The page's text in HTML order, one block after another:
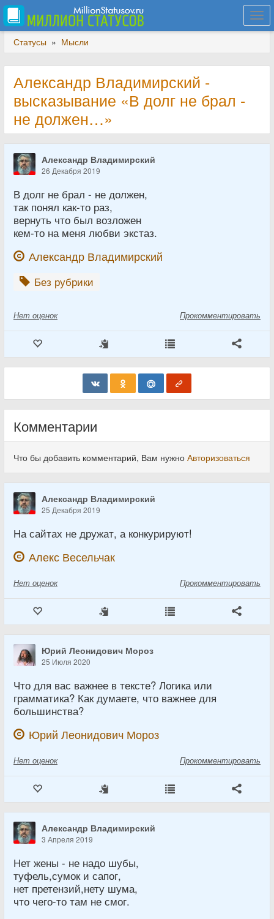
Статусы » Мысли
Александр Владимирский -
высказывание «В долг не брал -
не должен…»
Александр Владимирский
26 Декабря 2019
В долг не брал - не должен,
так понял как-то раз,
вернуть что был возложен
кем-то на меня любви экстаз.
Александр Владимирский
Без рубрики
Нет оценок Прокомментировать
Комментарии
Что бы добавить комментарий, Вам нужно Авторизоваться
Александр Владимирский
25 Декабря 2019
На сайтах не дружат, а конкурируют!
Алекс Весельчак
Нет оценок Прокомментировать
Юрий Леонидович Мороз
25 Июля 2020
Что для вас важнее в тексте? Логика или
грамматика? Как думаете, что важнее для
большинства?
Юрий Леонидович Мороз
Нет оценок Прокомментировать
Александр Владимирский
3 Апреля 2019
Нет жены - не надо шубы,
туфель,сумок и сапог,
нет претензий,нету шума,
что чего-то там не смог.